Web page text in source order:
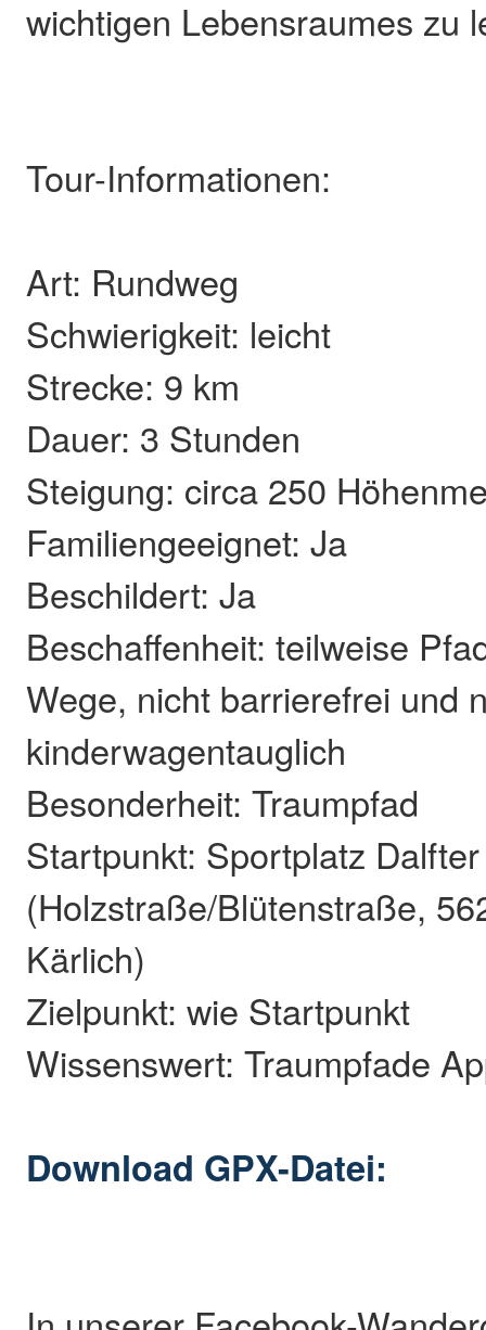
wichtigen Lebensraumes zu
Tour-Informationen:
Art: Rundweg
Schwierigkeit: leicht
Strecke: 9 km
Dauer: 3 Stunden
Steigung: circa 250
Familiengeeignet: Ja
Beschildert: Ja
Beschaffenheit: teilweise
Wege, nicht barrierefrei und
kinderwagentauglich
Besonderheit: Traumpfad
Startpunkt: Sportplatz Dalfter
(Holzstraße/Blütenstraße,
Kärlich)
Zielpunkt: wie Startpunkt
Wissenswert: Traumpfade
Download GPX-Datei: